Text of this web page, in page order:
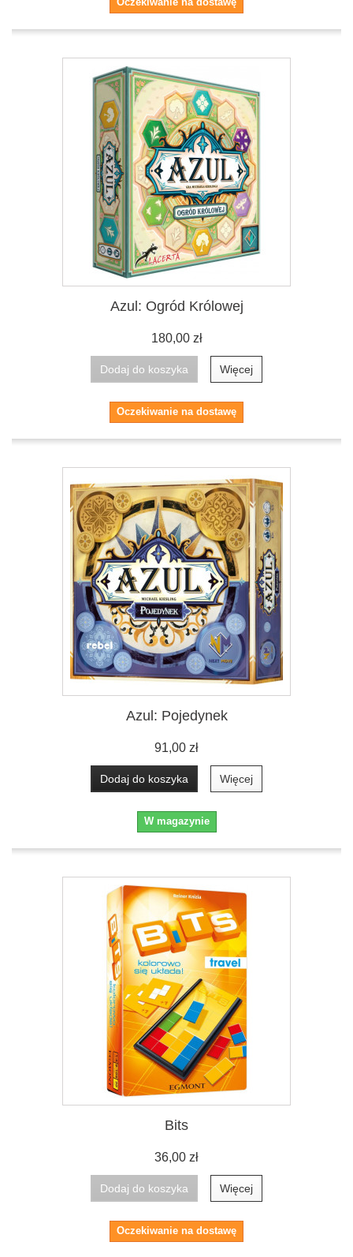
Azul: Ogród Królowej
180,00 zł
Dodaj do koszyka Więcej
Oczekiwanie na dostawę
Azul: Pojedynek
91,00 zł
Dodaj do koszyka Więcej
W magazynie
Bits
36,00 zł
Dodaj do koszyka Więcej
Oczekiwanie na dostawę